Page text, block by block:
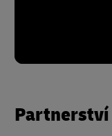
Partnerství